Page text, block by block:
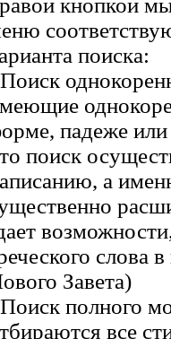
кнопкой
поиска:
Поиск
падеже
поиск
а
слова
Завета)
Поиск полного
все